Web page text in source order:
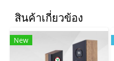
สินค้าเกี่ยวข้อง
New